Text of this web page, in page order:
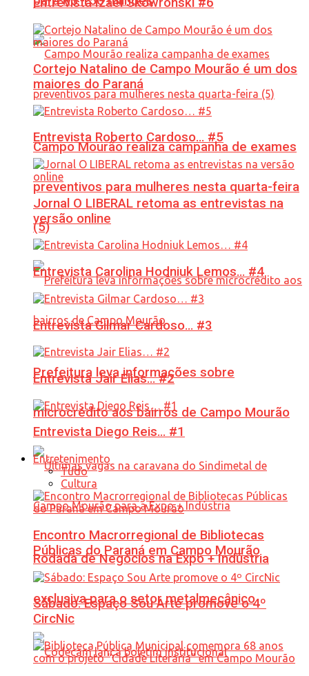
Campo Mourão realiza campanha de exames
preventivos para mulheres nesta quarta-feira
(5)
Prefeitura leva informações sobre
microcrédito aos bairros de Campo Mourão
Rodada de Negócios na Expo + Indústria
exclusiva para o setor metalmecânico
Cortejo Natalino de Campo Mourão é um dos
maiores do Paraná
Entrevista Roberto Cardoso… #5
Jornal O LIBERAL retoma as entrevistas na
versão online
Entrevista Carolina Hodniuk Lemos… #4
Entrevista Gilmar Cardoso… #3
Entrevista Jair Elias… #2
Entrevista Diego Reis… #1
Entretenimento
Tudo
Cultura
Encontro Macrorregional de Bibliotecas
Públicas do Paraná em Campo Mourão
Sábado: Espaço Sou Arte promove o 4º
CircNic